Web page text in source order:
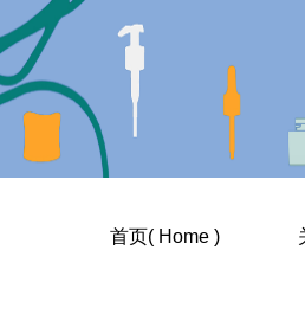
首页( Home )
产品目录